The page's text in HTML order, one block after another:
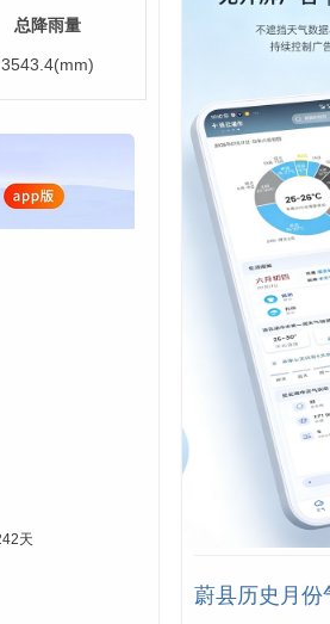
总降雨量
3543.4(mm)
蔚县历史月份